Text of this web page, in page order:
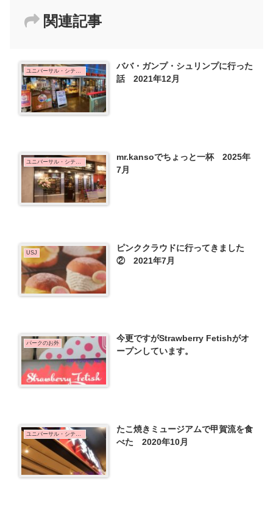
関連記事
ユニバーサル・シティウォーク大阪
ババ・ガンプ・シュリンプに行った
話 2021年12月
ユニバーサル・シティウォーク大阪
mr.kansoでちょっと一杯 2025年
7月
USJ
ピンククラウドに行ってきました
② 2021年7月
パークのお外
今更ですがStrawberry Fetishがオ
ープンしています。
ユニバーサル・シティウォーク大阪
たこ焼きミュージアムで甲賀流を食
べた 2020年10月